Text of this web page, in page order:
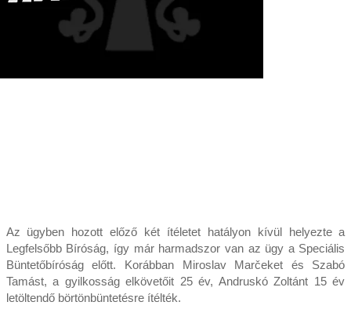
Az ügyben hozott előző két ítéletet hatályon kívül helyezte a
Legfelsőbb Bíróság, így már harmadszor van az ügy a Speciális
Büntetőbíróság előtt. Korábban Miroslav Marčeket és Szabó
Tamást, a gyilkosság elkövetőit 25 év, Andruskó Zoltánt 15 év
letöltendő börtönbüntetésre ítélték.